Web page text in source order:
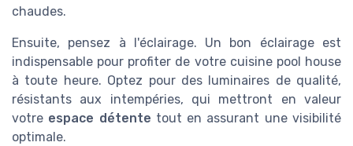
chaudes.
Ensuite, pensez à l'éclairage. Un bon éclairage est
indispensable pour profiter de votre cuisine pool house
à toute heure. Optez pour des luminaires de qualité,
résistants aux intempéries, qui mettront en valeur
votre espace détente tout en assurant une visibilité
optimale.